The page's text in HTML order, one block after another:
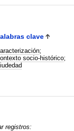
clave
;
socio-histórico;
registros: